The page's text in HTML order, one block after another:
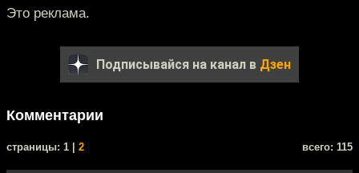
Это реклама.
Подписывайся на канал в Дзен
Комментарии
cтраницы: 1 | 2 всего: 115